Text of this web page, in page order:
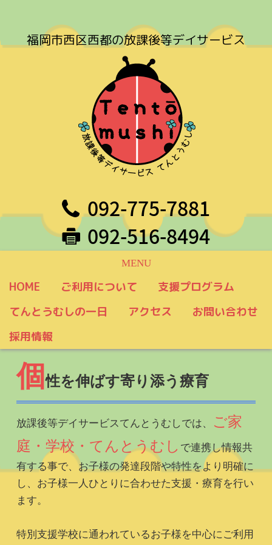
福岡市西区西都の放課後等デイサービス
092-775-7881
092-516-8494
MENU
HOME ご利用について
支援プログラム
てんとうむしの一日
アクセス
お問い合わせ
採用情報
個性を伸ばす寄り添う療育
放課後等デイサービスてんとうむしでは、
ご家
庭・学校・てんとうむし で連携し情報共
有する事で、お子様の発達段階や特性をより明確に
し、お子様一人ひとりに合わせた支援・療育を行い
ます。
特別支援学校に通われているお子様を中心にご利用